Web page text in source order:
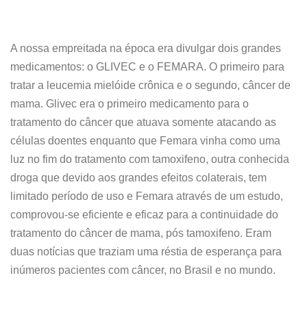
A nossa empreitada na época era divulgar dois grandes
medicamentos: o GLIVEC e o FEMARA. O primeiro para
tratar a leucemia mielóide crônica e o segundo, câncer de
mama. Glivec era o primeiro medicamento para o
tratamento do câncer que atuava somente atacando as
células doentes enquanto que Femara vinha como uma
luz no fim do tratamento com tamoxifeno, outra conhecida
droga que devido aos grandes efeitos colaterais, tem
limitado período de uso e Femara através de um estudo,
comprovou-se eficiente e eficaz para a continuidade do
tratamento do câncer de mama, pós tamoxifeno. Eram
duas notícias que traziam uma réstia de esperança para
inúmeros pacientes com câncer, no Brasil e no mundo.